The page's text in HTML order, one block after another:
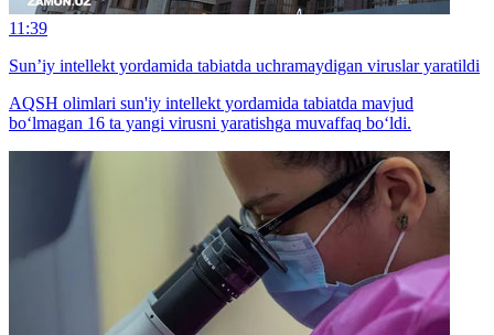
11:39
Sun’iy intellekt yordamida tabiatda uchramaydigan viruslar yaratildi
AQSH olimlari sun'iy intellekt yordamida tabiatda mavjud
bo‘lmagan 16 ta yangi virusni yaratishga muvaffaq bo‘ldi.